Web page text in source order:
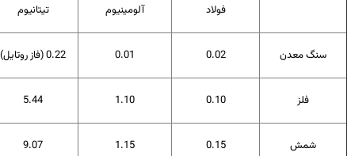
فولاد آلومینیوم تیتانیوم
سنگ معدن 0.02
0.01 0.22 (فاز روتایل)
0.10
1.10
5.44
شمش 0.15
1.15
9.07